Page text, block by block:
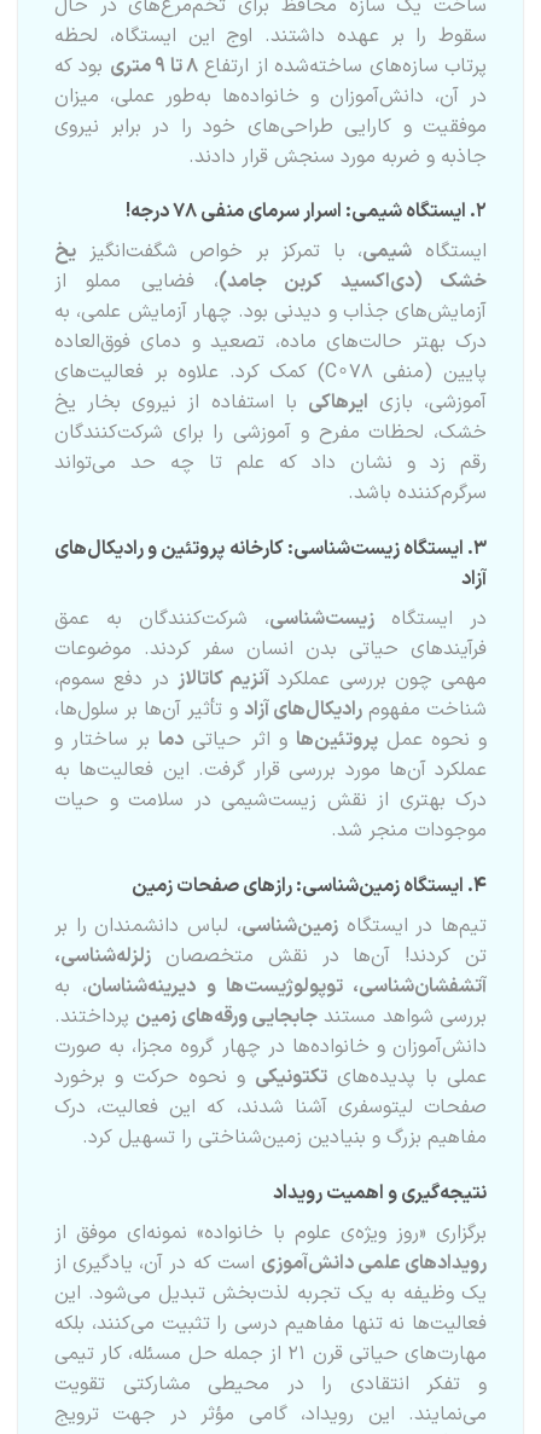
سقوط را بر عهده داشتند. اوج این ایستگاه، لحظه
پرتاب سازه‌های ساخته‌شده از ارتفاع ۸ تا ۹ متری
بود که
در آن، دانش‌آموزان و خانواده‌ها به‌طور عملی، میزان
موفقیت و کارایی طراحی‌های خود را در برابر نیروی
جاذبه و ضربه مورد سنجش قرار دادند.
۲. ایستگاه شیمی: اسرار سرمای منفی ۷۸ درجه!
ایستگاه شیمی، با تمرکز بر خواص شگفت‌انگیز یخ
خشک (دی‌اکسید کربن جامد)، فضایی مملو از
آزمایش‌های جذاب و دیدنی بود. چهار آزمایش علمی، به
درک بهتر حالت‌های ماده، تصعید و دمای فوق‌العاده
پایین (منفی
78
∘
C) کمک کرد. علاوه بر فعالیت‌های
آموزشی، بازی ایرهاکی با استفاده از نیروی بخار یخ
خشک، لحظات مفرح و آموزشی را برای شرکت‌کنندگان
رقم زد و نشان داد که علم تا چه حد می‌تواند
سرگرم‌کننده باشد.
۳. ایستگاه زیست‌شناسی: کارخانه پروتئین و رادیکال‌های
آزاد
در ایستگاه زیست‌شناسی، شرکت‌کنندگان به عمق
فرآیندهای حیاتی بدن انسان سفر کردند. موضوعات
مهمی چون بررسی عملکرد آنزیم کاتالاز در دفع سموم،
شناخت مفهومرادیکال‌های آزاد و تأثیر آن‌ها بر سلول‌ها،
و نحوه عملپروتئین‌ها و اثر حیاتی دما بر ساختار و
عملکرد آن‌ها مورد بررسی قرار گرفت. این فعالیت‌ها به
درک بهتری از نقش زیست‌شیمی در سلامت و حیات
موجودات منجر شد.
۴. ایستگاه زمین‌شناسی: رازهای صفحات زمین
تیم‌ها در ایستگاهزمین‌شناسی، لباس دانشمندان را بر
تن کردند! آن‌ها در نقش متخصصان زلزله‌شناسی،
آتشفشان‌شناسی، توپولوژیست‌ها و دیرینه‌شناسان، به
بررسی شواهد مستند جابجایی ورقه‌های زمین پرداختند.
دانش‌آموزان و خانواده‌ها در چهار گروه مجزا، به صورت
عملی با پدیده‌های تکتونیکی و نحوه حرکت و برخورد
صفحات لیتوسفری آشنا شدند، که این فعالیت، درک
مفاهیم بزرگ و بنیادین زمین‌شناختی را تسهیل کرد.
نتیجه‌گیری و اهمیت رویداد
برگزاری «روز ویژه‌ی علوم با خانواده» نمونه‌ای موفق از
رویدادهای علمی دانش‌آموزی است که در آن، یادگیری از
یک وظیفه به یک تجربه لذت‌بخش تبدیل می‌شود. این
فعالیت‌ها نه تنها مفاهیم درسی را تثبیت می‌کنند، بلکه
مهارت‌های حیاتی قرن ۲۱ از جمله حل مسئله، کار تیمی
و تفکر انتقادی را در محیطی مشارکتی تقویت
می‌نمایند. این رویداد، گامی مؤثر در جهت ترویج